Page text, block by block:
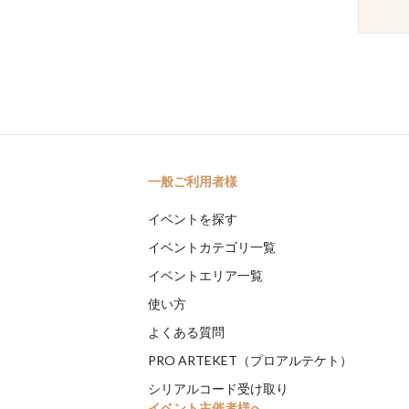
一般ご利用者様
イベントを探す
イベントカテゴリ一覧
イベントエリア一覧
使い方
よくある質問
PRO ARTEKET（プロアルテケト）
シリアルコード受け取り